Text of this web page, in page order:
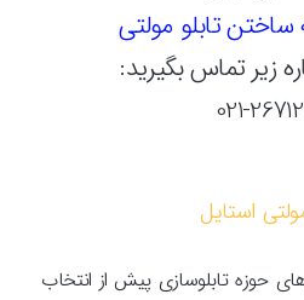
ساختن تابلو مولتی
زیر تماس بگیرید:
021-
استایل
تابلوسازی پیش از انتخاب